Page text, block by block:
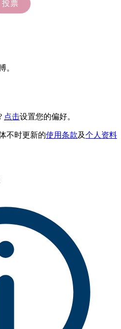
。
点击设置您的偏好。
不时更新的使用条款及个人资料